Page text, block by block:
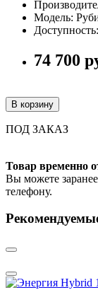
Модель:
74 700
В корзину
ПОД ЗАКАЗ
Товар временно
Вы можете
телефону.